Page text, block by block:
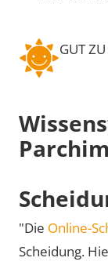
GUT
Parchim
"Die Online-
Scheidung.